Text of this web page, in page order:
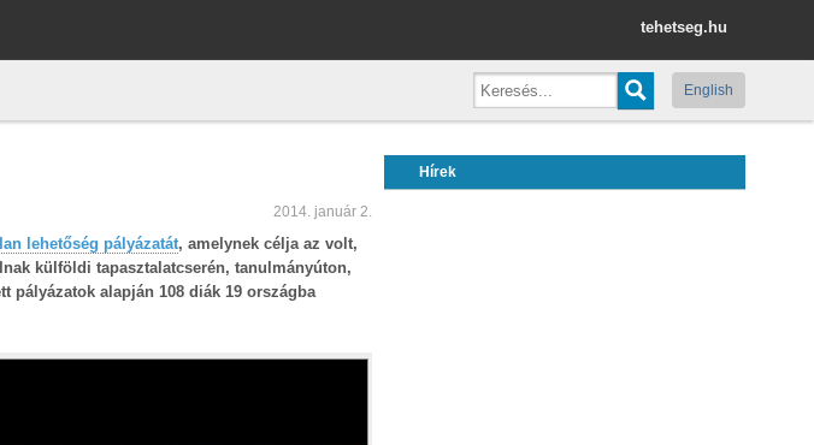
tehetseg.hu
English
2014. január 2.
lehetőség pályázatát, amelynek célja az volt,
külföldi tapasztalatcserén, tanulmányúton,
pályázatok alapján 108 diák 19 országba
Hírek